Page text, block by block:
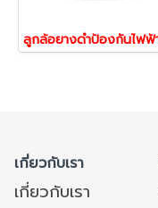
เกี่ยวกับเรา
เกี่ยวกับเรา